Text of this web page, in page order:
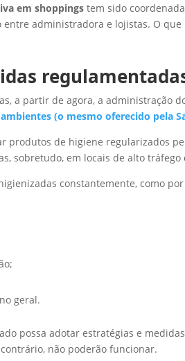
em shoppings tem sido
entre administradora e lojistas. O
a partir de agora, a administração
(o mesmo oferecido pela
produtos de higiene regularizados
sobretudo, em locais de alto tráfego
constantemente, como
geral.
possa adotar estratégias e
não poderão funcionar.